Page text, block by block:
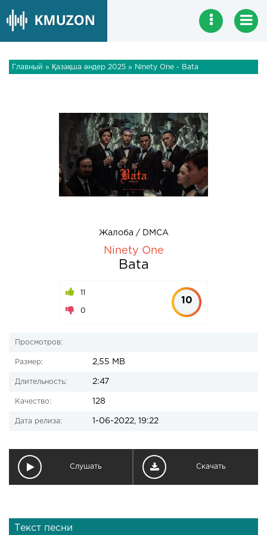
Главный » Қазақша әндер 2025 » Ninety One - Bata
Жалоба / DMCA
Ninety One
Bata
11
0
10
Просмотров:
Размер: 2,55 MB
Длительность: 2:47
Качество: 128
Дата релиза: 1-06-2022, 19:22
Слушать Скачать
Текст песни